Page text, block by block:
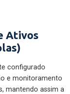
Ativos
configurado
e monitoramento
mantendo assim a